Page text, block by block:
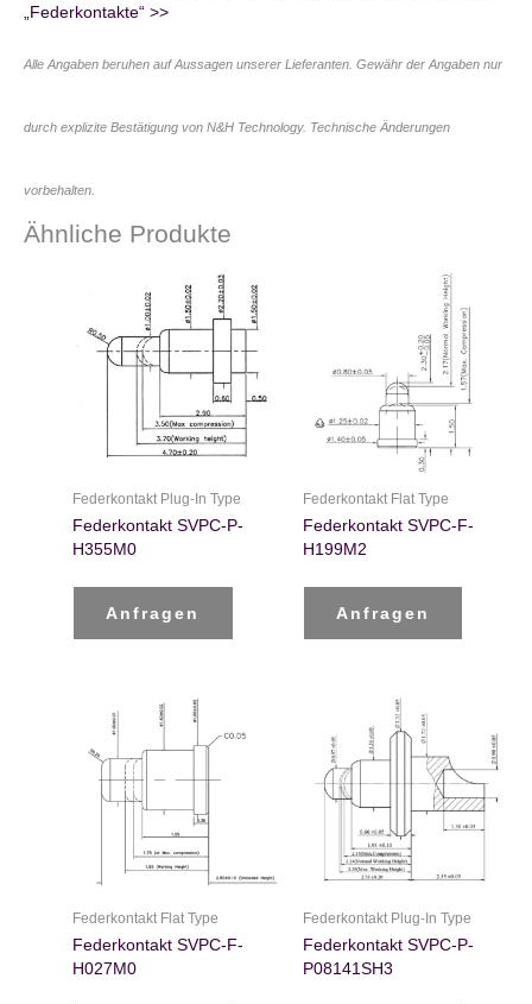
„Federkontakte“ >>
Alle Angaben beruhen auf Aussagen unserer Lieferanten. Gewähr der Angaben nur
durch explizite Bestätigung von N&H Technology. Technische Änderungen
vorbehalten.
Ähnliche Produkte
Federkontakt Plug-In Type
Federkontakt SVPC-P-
H355M0
Anfragen
Federkontakt Flat Type
Federkontakt SVPC-F-
H199M2
Anfragen
Federkontakt Flat Type
Federkontakt SVPC-F-
H027M0
Federkontakt Plug-In Type
Federkontakt SVPC-P-
P08141SH3